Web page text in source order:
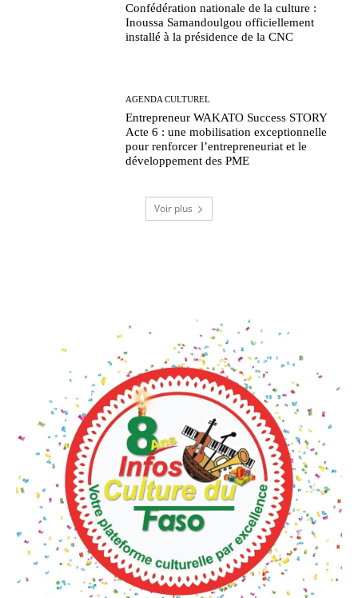
Confédération nationale de la culture :
Inoussa Samandoulgou officiellement
installé à la présidence de la CNC
AGENDA CULTUREL
Entrepreneur WAKATO Success STORY
Acte 6 : une mobilisation exceptionnelle
pour renforcer l’entrepreneuriat et le
développement des PME
Voir plus